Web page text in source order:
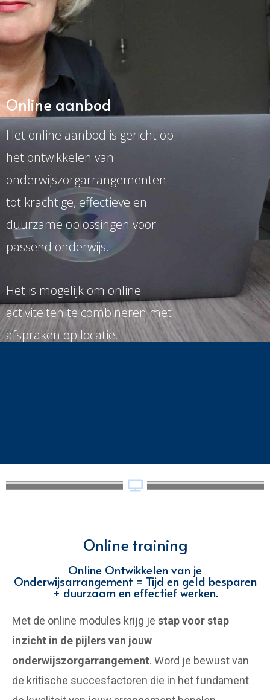
Online aanbod
Het online aanbod is gericht op
het ontwikkelen van
onderwijszorgarrangementen
tot krachtige, effectieve en
duurzame oplossingen voor
passend onderwijs.
Het is mogelijk om online
activiteiten te combineren met
afspraken op locatie.
Online training
Online Ontwikkelen van je
Onderwijsarrangement = Tijd en geld besparen
+ duurzaam en effectief werken.
Met de online modules krijg je stap voor stap
inzicht in de pijlers van jouw
onderwijszorgarrangement. Word je bewust van
de kritische succesfactoren die in het fundament